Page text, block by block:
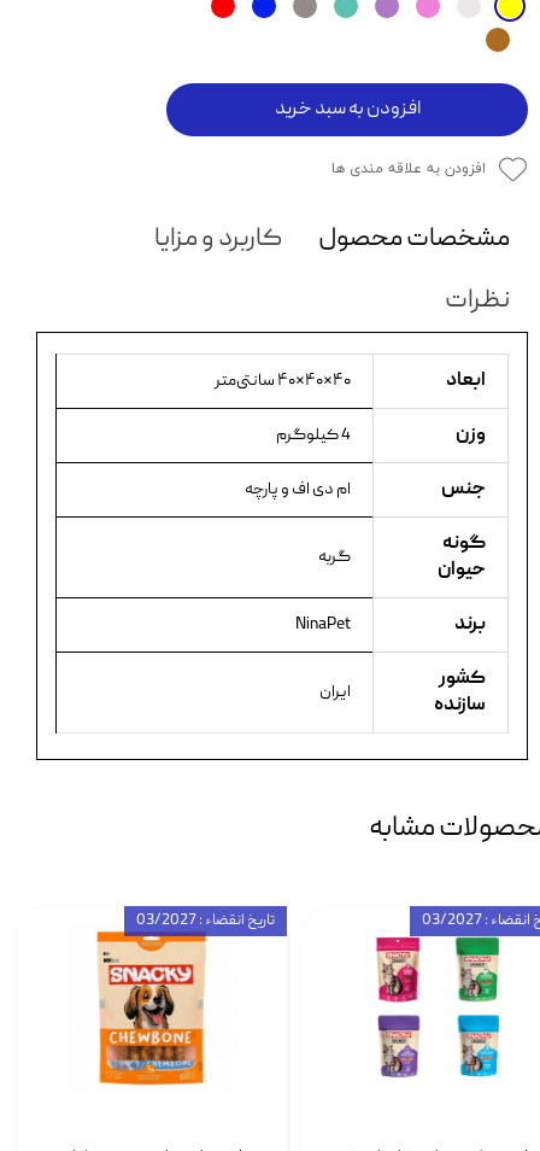
افزودن به سبد خرید
افزودن به علاقه مندی ها
مشخصات محصول
کاربرد و مزایا
نظرات
ابعاد ۴۰×۴۰×۴۰ سانتی‌متر
وزن 4 کیلوگرم
جنس ام دی اف و پارچه
گونه
حیوان
گربه
برند NinaPet
کشور
سازنده
ایران
مشابه
تاریخ انقضاء : 03/2027 : 03/2027